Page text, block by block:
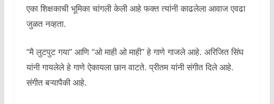
एका शिक्षकाची भूमिका चांगली केली आहे फक्त त्यांनी काढलेला आवाज एवढा
जुळत नव्हता.
“मै लुटपुट गया” आणि “ओ माही ओ माही” हे गाणे गाजले आहे. अरिजित सिंघ
यांनी गायलेले हे गाणे ऐकायला छान वाटते. प्रीतम यांनी संगीत दिले आहे.
संगीत बऱ्यापैकी आहे.